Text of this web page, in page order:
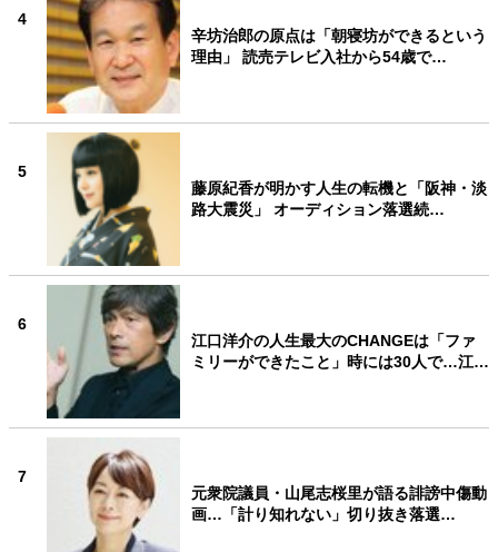
4
辛坊治郎の原点は「朝寝坊ができるという
理由」 読売テレビ入社から54歳で…
5
藤原紀香が明かす人生の転機と「阪神・淡
路大震災」 オーディション落選続…
6
江口洋介の人生最大のCHANGEは「ファ
ミリーができたこと」時には30人で…江…
7
元衆院議員・山尾志桜里が語る誹謗中傷動
画…「計り知れない」切り抜き落選…